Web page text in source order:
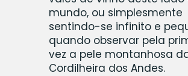
mundo, ou simplesmente
sentindo-se infinito e
quando observar pela
vez a pele montanhosa
Cordilheira dos Andes.